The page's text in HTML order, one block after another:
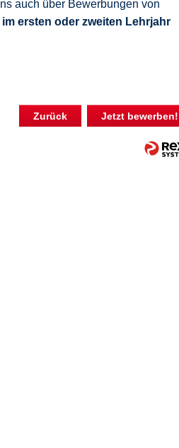
auch über Bewerbungen von
ersten oder zweiten Lehrjahr
Zurück Jetzt bewerben!